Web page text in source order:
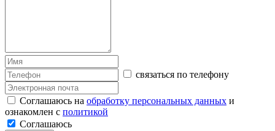
связаться по телефону
Соглашаюсь на обработку персональных данных и
ознакомлен с политикой
Соглашаюсь